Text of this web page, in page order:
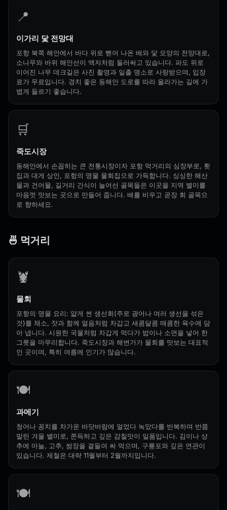
📍
이가리 닻 전망대
포항 북쪽 해안에서 바다 위로 뻗어 나온 배와 닻 모양의 전망대로,
소나무와 바위 해안선이 액자처럼 둘러싸고 있습니다. 파도 위로
이어진 나무 데크길은 사진 촬영과 일출 명소로 사랑받으며, 입장
료가 무료입니다. 경치 좋은 동해안 도로를 따라 올라가는 길에 가
볍게 들르기 좋습니다.
🛒
죽도시장
동해안에서 손꼽히는 큰 전통시장이자 포항 먹거리의 심장부로, 횟
집과 대게 상인, 포항의 명물 물회집으로 가득합니다. 싱싱한 해산
물과 건어물, 길거리 간식이 늘어선 골목들은 이곳을 지역 별미를
마음껏 맛보는 곳으로 만들어 줍니다. 배를 비우고 곧장 회 골목으
로 향하세요.
🍜 먹거리
🦞
물회
포항의 명물 요리: 얇게 썬 생선회(주로 광어나 여러 생선을 섞은
것)를 채소, 잣과 함께 얼음처럼 차갑고 새콤달콤 매콤한 육수에 담
아 냅니다. 시원한 국물처럼 차갑게 먹다가 밥이나 소면을 넣어 한
그릇을 마무리합니다. 죽도시장과 해변가가 물회를 맛보는 대표적
인 곳이며, 특히 여름에 인기가 많습니다.
🍽️
과메기
청어나 꽁치를 차가운 바닷바람에 얼었다 녹았다를 반복하며 반쯤
말린 겨울 별미로, 쫀득하고 깊은 감칠맛이 일품입니다. 김이나 상
추에 마늘, 고추, 쌈장을 곁들여 싸 먹으며, 구룡포와 깊은 연관이
있습니다. 제철은 대략 11월부터 2월까지입니다.
🍽️